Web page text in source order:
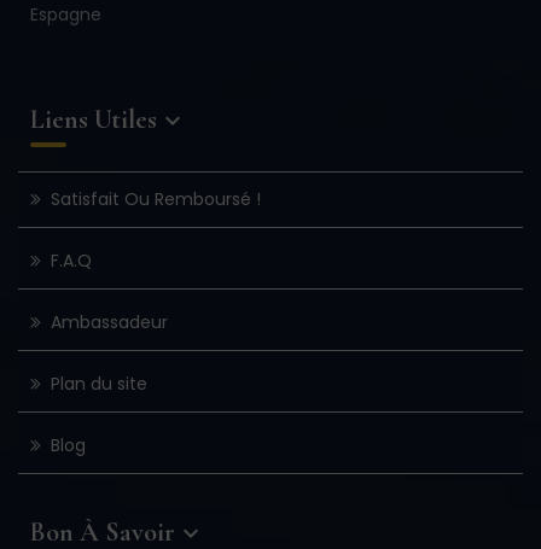
Espagne
Liens Utiles 
Satisfait Ou Remboursé !
F.A.Q
Ambassadeur
Plan du site
Blog
Bon À Savoir 